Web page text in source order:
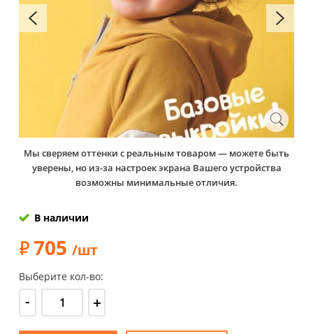
Мы сверяем оттенки с реальным товаром — можете быть
уверены, но из-за настроек экрана Вашего устройства
возможны минимальные отличия.
В наличии
705 /шт
Выберите кол-во:
- +